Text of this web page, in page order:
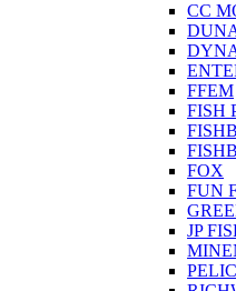
CC
FFEM
FISH
FOX
FUN
JP